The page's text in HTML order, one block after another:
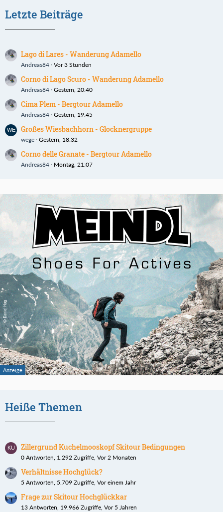
Letzte Beiträge
Lago di Lares - Wanderung Adamello
Andreas84 Vor 3 Stunden
Corno di Lago Scuro - Wanderung Adamello
Andreas84 Gestern, 20:40
Cima Plem - Bergtour Adamello
Andreas84 Gestern, 19:45
Großes Wiesbachhorn - Glocknergruppe
wege Gestern, 18:32
Corno delle Granate - Bergtour Adamello
Andreas84 Montag, 21:07
Heiße Themen
Zillergrund Kuchelmooskopf Skitour Bedingungen
0 Antworten, 1.292 Zugriffe, Vor 2 Monaten
Verhältnisse Hochglück?
5 Antworten, 5.709 Zugriffe, Vor einem Jahr
Frage zur Skitour Hochglückkar
13 Antworten, 19.966 Zugriffe, Vor 5 Jahren